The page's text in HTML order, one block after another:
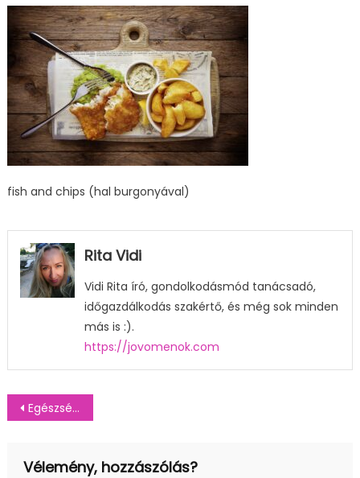
fish and chips (hal burgonyával)
Rita Vidi
Vidi Rita író, gondolkodásmód tanácsadó,
időgazdálkodás szakértő, és még sok minden
más is :).
https://jovomenok.com
Bejegyzés
Egészséges és finom – mi az? Hát a fish and chips (hal burgonyával)
Vélemény, hozzászólás?